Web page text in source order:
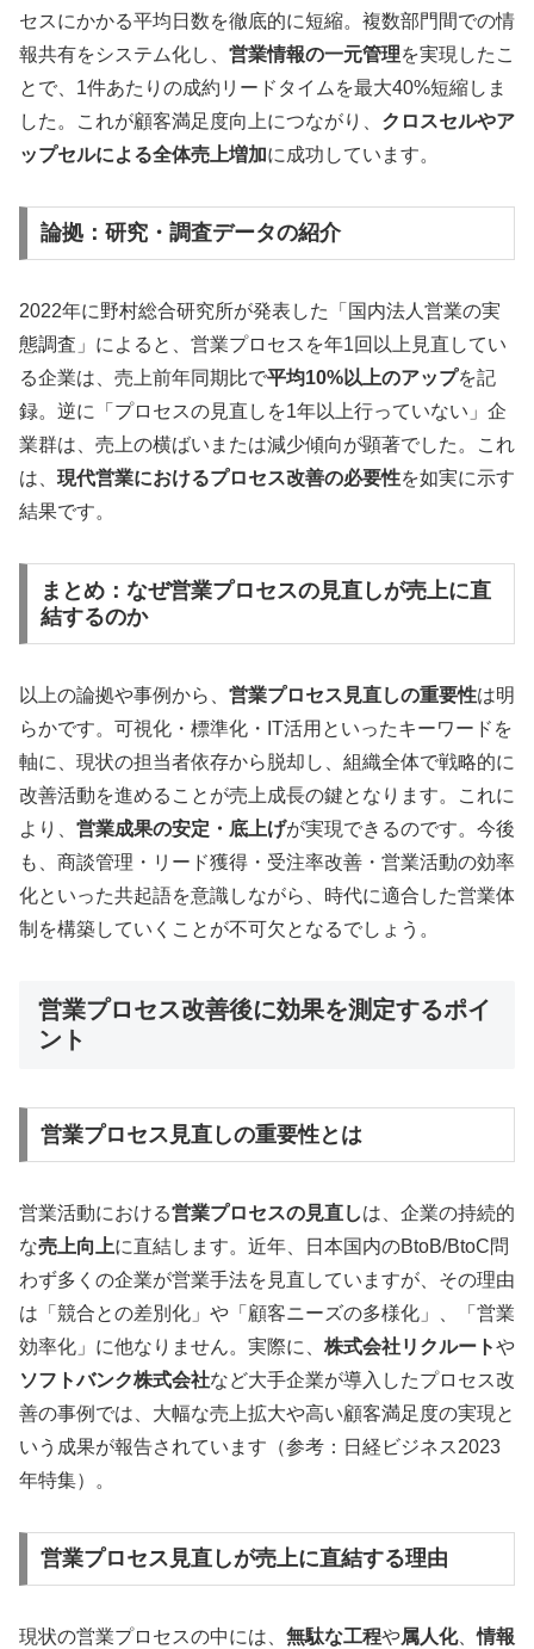
セスにかかる平均日数を徹底的に短縮。複数部門間での情
報共有をシステム化し、 営業情報の一元管理を実現したこ
とで、1件あたりの成約リードタイムを最大40%短縮しま
した。これが顧客満足度向上につながり、 クロスセルやア
ップセルによる全体売上増加に成功しています。
論拠：研究・調査データの紹介
2022年に野村総合研究所が発表した「国内法人営業の実
態調査」によると、営業プロセスを年1回以上見直してい
る企業は、売上前年同期比で平均10%以上のアップを記
録。逆に「プロセスの見直しを1年以上行っていない」企
業群は、売上の横ばいまたは減少傾向が顕著でした。これ
は、 現代営業におけるプロセス改善の必要性を如実に示す
結果です。
まとめ：なぜ営業プロセスの見直しが売上に直
結するのか
以上の論拠や事例から、 営業プロセス見直しの重要性は明
らかです。可視化・標準化・IT活用といったキーワードを
軸に、現状の担当者依存から脱却し、組織全体で戦略的に
改善活動を進めることが売上成長の鍵となります。これに
より、 営業成果の安定・底上げが実現できるのです。今後
も、商談管理・リード獲得・受注率改善・営業活動の効率
化といった共起語を意識しながら、時代に適合した営業体
制を構築していくことが不可欠となるでしょう。
営業プロセス改善後に効果を測定するポイ
ント
営業プロセス見直しの重要性とは
営業活動における営業プロセスの見直しは、企業の持続的
な売上向上に直結します。近年、日本国内のBtoB/BtoC問
わず多くの企業が営業手法を見直していますが、その理由
は「競合との差別化」や「顧客ニーズの多様化」、「営業
効率化」に他なりません。実際に、 株式会社リクルートや
ソフトバンク株式会社など大手企業が導入したプロセス改
善の事例では、大幅な売上拡大や高い顧客満足度の実現と
いう成果が報告されています（参考：日経ビジネス2023
年特集）。
営業プロセス見直しが売上に直結する理由
現状の営業プロセスの中には、 無駄な工程や属人化、情報